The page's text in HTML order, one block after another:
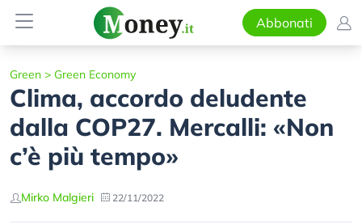
Abbonati
Green > Green Economy
Clima, accordo deludente
dalla COP27. Mercalli: «Non
c’è più tempo»
Mirko Malgieri 22/11/2022